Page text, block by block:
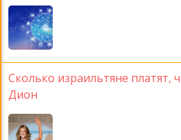
Сколько израильтяне платят,
Дион